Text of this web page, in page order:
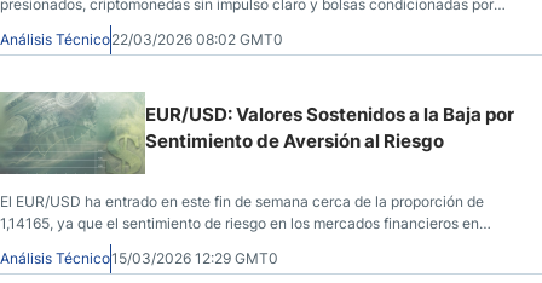
presionados, criptomonedas sin impulso claro y bolsas condicionadas por
tipos y energía. Un entorno dominado por expectativas y sensibilidad macro.
Análisis Técnico22/03/2026 08:02 GMT0
EUR/USD: Valores Sostenidos a la Baja por
Sentimiento de Aversión al Riesgo
El EUR/USD ha entrado en este fin de semana cerca de la proporción de
1,14165, ya que el sentimiento de riesgo en los mercados financieros en
general ha seguido siendo agrio y creando una estampida bajista.
Análisis Técnico15/03/2026 12:29 GMT0